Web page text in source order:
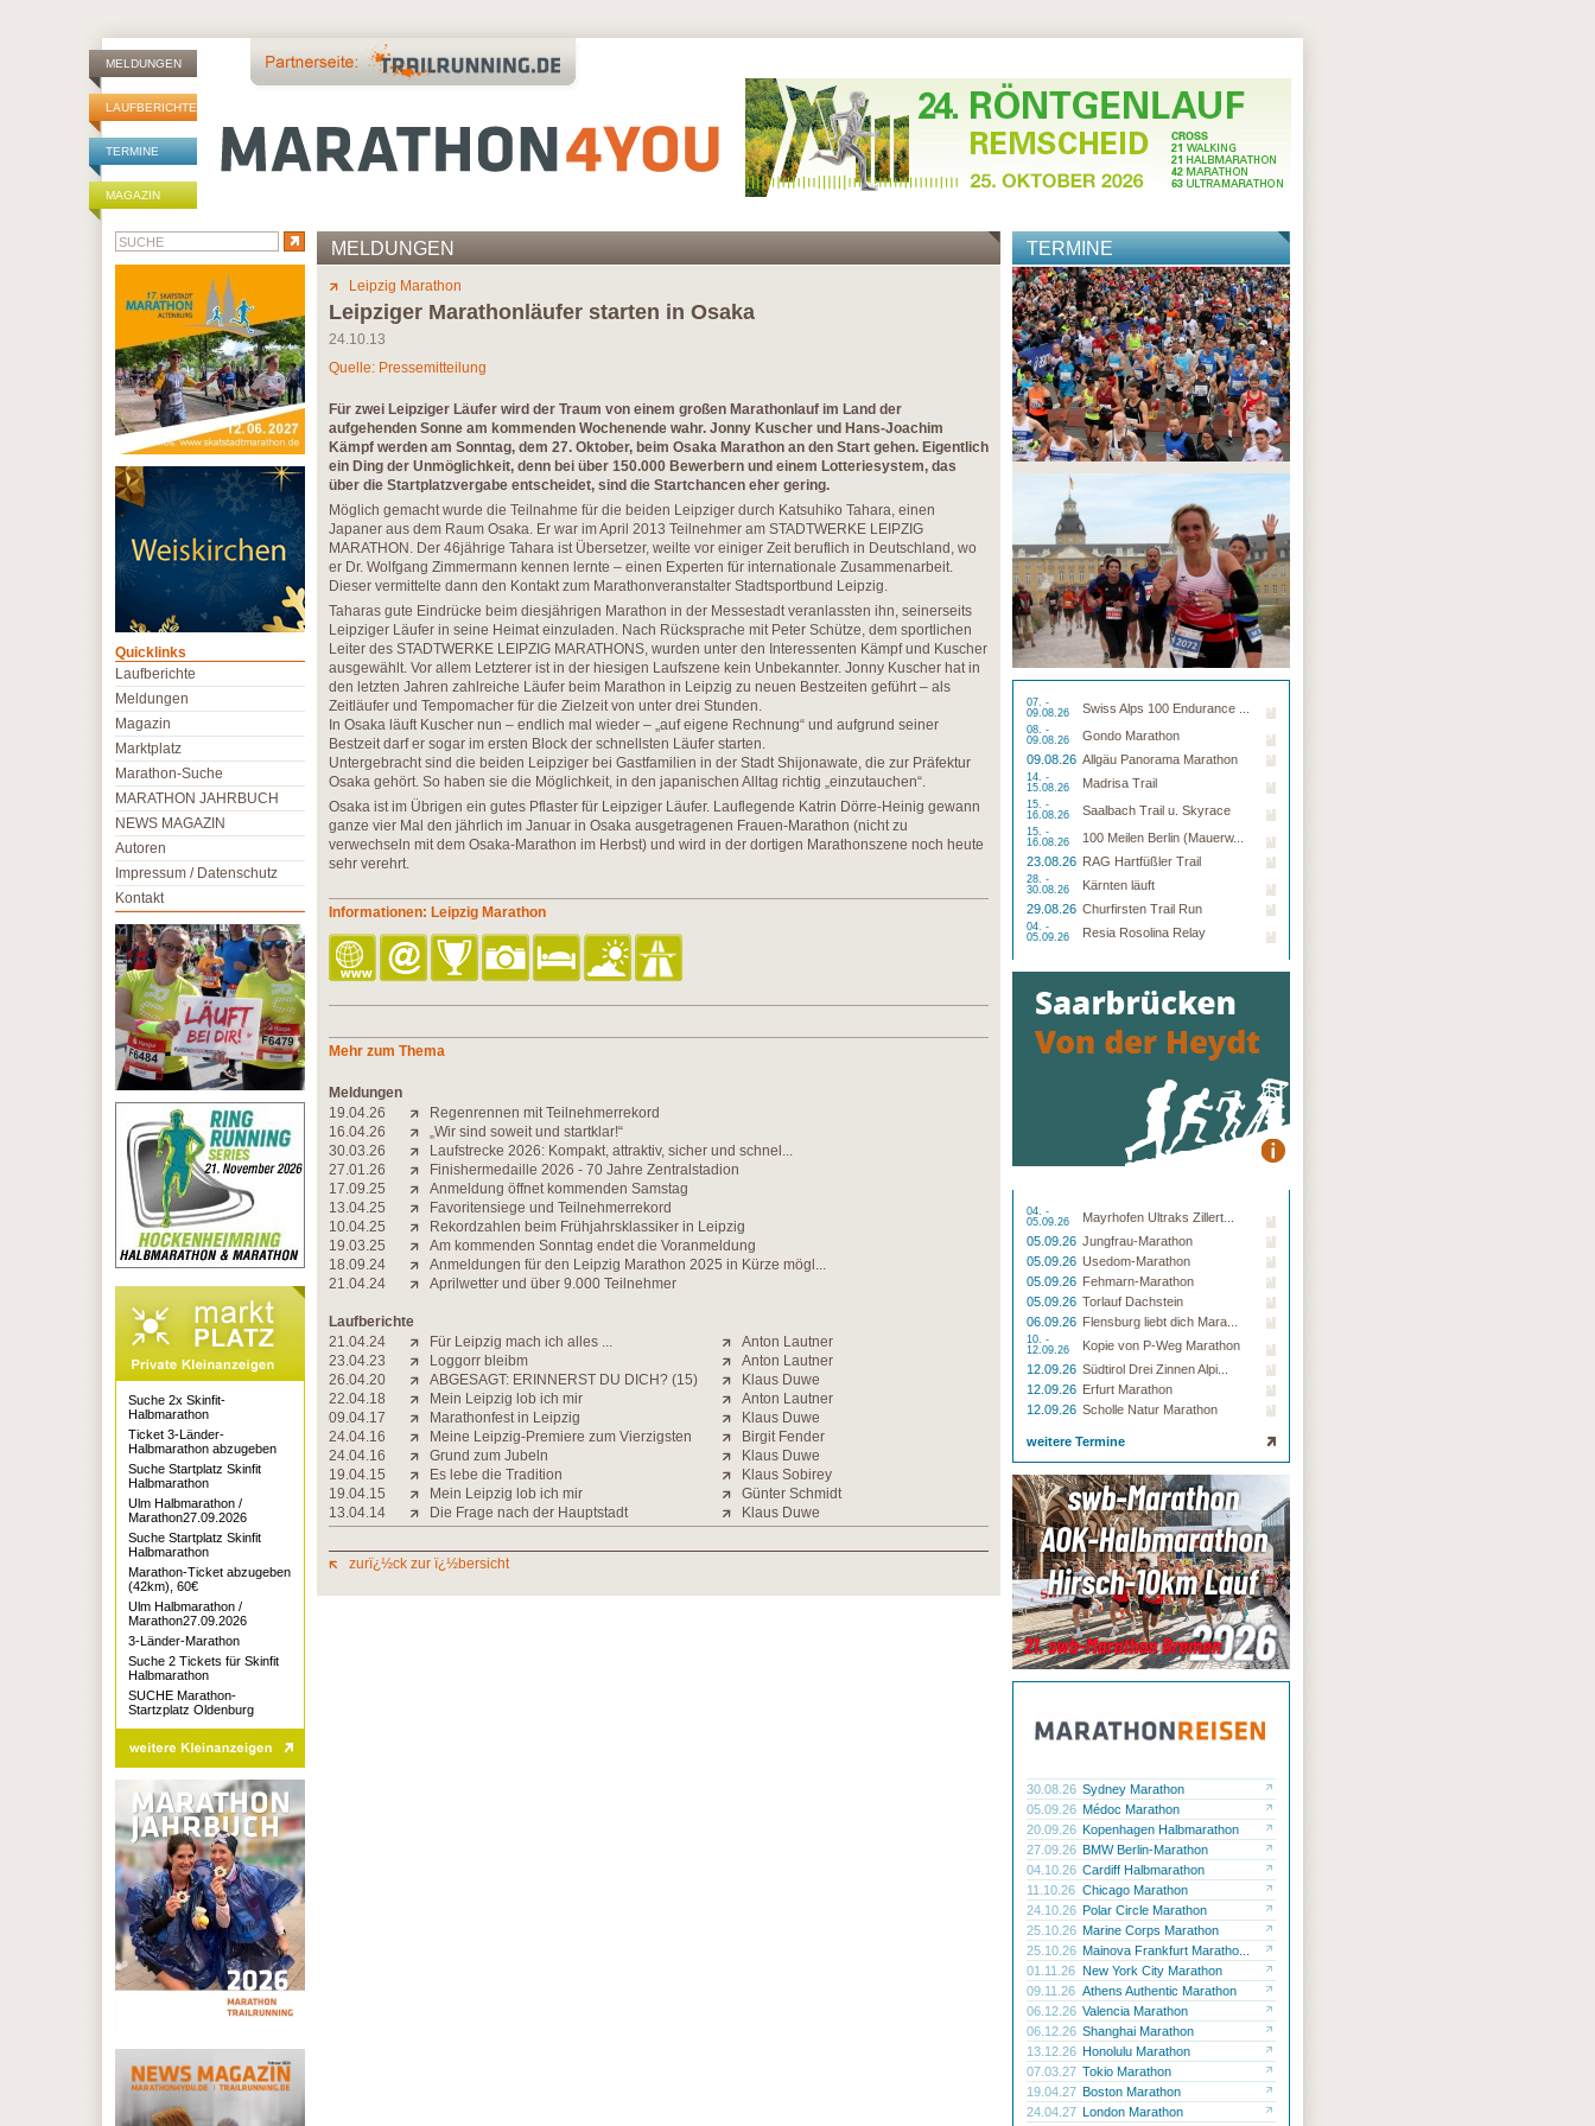
MELDUNGEN
LAUFBERICHTE
TERMINE
MAGAZIN
MELDUNGEN
Leipzig Marathon
Leipziger Marathonläufer starten in Osaka
24.10.13
Quelle: Pressemitteilung
Für zwei Leipziger Läufer wird der Traum von einem großen Marathonlauf im Land der
aufgehenden Sonne am kommenden Wochenende wahr. Jonny Kuscher und Hans-Joachim
Kämpf werden am Sonntag, dem 27. Oktober, beim Osaka Marathon an den Start gehen. Eigentlich
ein Ding der Unmöglichkeit, denn bei über 150.000 Bewerbern und einem Lotteriesystem, das
über die Startplatzvergabe entscheidet, sind die Startchancen eher gering.
Möglich gemacht wurde die Teilnahme für die beiden Leipziger durch Katsuhiko Tahara, einen
Japaner aus dem Raum Osaka. Er war im April 2013 Teilnehmer am STADTWERKE LEIPZIG
MARATHON. Der 46jährige Tahara ist Übersetzer, weilte vor einiger Zeit beruflich in Deutschland, wo
er Dr. Wolfgang Zimmermann kennen lernte – einen Experten für internationale Zusammenarbeit.
Dieser vermittelte dann den Kontakt zum Marathonveranstalter Stadtsportbund Leipzig.
Taharas gute Eindrücke beim diesjährigen Marathon in der Messestadt veranlassten ihn, seinerseits
Leipziger Läufer in seine Heimat einzuladen. Nach Rücksprache mit Peter Schütze, dem sportlichen
Leiter des STADTWERKE LEIPZIG MARATHONS, wurden unter den Interessenten Kämpf und Kuscher
ausgewählt. Vor allem Letzterer ist in der hiesigen Laufszene kein Unbekannter. Jonny Kuscher hat in
den letzten Jahren zahlreiche Läufer beim Marathon in Leipzig zu neuen Bestzeiten geführt – als
Zeitläufer und Tempomacher für die Zielzeit von unter drei Stunden.
In Osaka läuft Kuscher nun – endlich mal wieder – „auf eigene Rechnung“ und aufgrund seiner
Bestzeit darf er sogar im ersten Block der schnellsten Läufer starten.
Untergebracht sind die beiden Leipziger bei Gastfamilien in der Stadt Shijonawate, die zur Präfektur
Osaka gehört. So haben sie die Möglichkeit, in den japanischen Alltag richtig „einzutauchen“.
Osaka ist im Übrigen ein gutes Pflaster für Leipziger Läufer. Lauflegende Katrin Dörre-Heinig gewann
ganze vier Mal den jährlich im Januar in Osaka ausgetragenen Frauen-Marathon (nicht zu
verwechseln mit dem Osaka-Marathon im Herbst) und wird in der dortigen Marathonszene noch heute
sehr verehrt.
Informationen: Leipzig Marathon
Mehr zum Thema
Meldungen
19.04.26
Regenrennen mit Teilnehmerrekord
16.04.26
„Wir sind soweit und startklar!“
30.03.26
Laufstrecke 2026: Kompakt, attraktiv, sicher und schnel...
27.01.26
Finishermedaille 2026 - 70 Jahre Zentralstadion
17.09.25
Anmeldung öffnet kommenden Samstag
13.04.25
Favoritensiege und Teilnehmerrekord
10.04.25
Rekordzahlen beim Frühjahrsklassiker in Leipzig
19.03.25
Am kommenden Sonntag endet die Voranmeldung
18.09.24
Anmeldungen für den Leipzig Marathon 2025 in Kürze mögl...
21.04.24
Aprilwetter und über 9.000 Teilnehmer
Laufberichte
21.04.24
Für Leipzig mach ich alles ...
Anton Lautner
23.04.23
Loggorr bleibm
Anton Lautner
26.04.20
ABGESAGT: ERINNERST DU DICH? (15)
Klaus Duwe
22.04.18
Mein Leipzig lob ich mir
Anton Lautner
09.04.17
Marathonfest in Leipzig
Klaus Duwe
24.04.16
Meine Leipzig-Premiere zum Vierzigsten
Birgit Fender
24.04.16
Grund zum Jubeln
Klaus Duwe
19.04.15
Es lebe die Tradition
Klaus Sobirey
19.04.15
Mein Leipzig lob ich mir
Günter Schmidt
13.04.14
Die Frage nach der Hauptstadt Klaus Duwe
zurï¿½ck zur ï¿½bersicht
TERMINE
07. -
09.08.26
Swiss Alps 100 Endurance ...
08. -
09.08.26
Gondo Marathon
09.08.26 Allgäu Panorama Marathon
14. -
15.08.26
Madrisa Trail
15. -
16.08.26
Saalbach Trail u. Skyrace
15. -
16.08.26
100 Meilen Berlin (Mauerw...
23.08.26 RAG Hartfüßler Trail
28. -
30.08.26
Kärnten läuft
29.08.26 Churfirsten Trail Run
04. -
05.09.26
Resia Rosolina Relay
04. -
05.09.26
Mayrhofen Ultraks Zillert...
05.09.26 Jungfrau-Marathon
05.09.26 Usedom-Marathon
05.09.26 Fehmarn-Marathon
05.09.26 Torlauf Dachstein
06.09.26 Flensburg liebt dich Mara...
10. -
12.09.26
Kopie von P-Weg Marathon
12.09.26 Südtirol Drei Zinnen Alpi...
12.09.26 Erfurt Marathon
12.09.26 Scholle Natur Marathon
weitere Termine
30.08.26 Sydney Marathon
05.09.26 Médoc Marathon
20.09.26 Kopenhagen Halbmarathon
27.09.26 BMW Berlin-Marathon
04.10.26 Cardiff Halbmarathon
11.10.26 Chicago Marathon
24.10.26 Polar Circle Marathon
25.10.26 Marine Corps Marathon
25.10.26 Mainova Frankfurt Maratho...
01.11.26 New York City Marathon
09.11.26 Athens Authentic Marathon
06.12.26 Valencia Marathon
06.12.26 Shanghai Marathon
13.12.26 Honolulu Marathon
07.03.27 Tokio Marathon
19.04.27 Boston Marathon
24.04.27 London Marathon
Quicklinks
Laufberichte
Meldungen
Magazin
Marktplatz
Marathon-Suche
MARATHON JAHRBUCH
NEWS MAGAZIN
Autoren
Impressum / Datenschutz
Kontakt
Suche 2x Skinfit-
Halbmarathon
Ticket 3-Länder-
Halbmarathon abzugeben
Suche Startplatz Skinfit
Halbmarathon
Ulm Halbmarathon /
Marathon27.09.2026
Suche Startplatz Skinfit
Halbmarathon
Marathon-Ticket abzugeben
(42km), 60€
Ulm Halbmarathon /
Marathon27.09.2026
3-Länder-Marathon
Suche 2 Tickets für Skinfit
Halbmarathon
SUCHE Marathon-
Startzplatz Oldenburg